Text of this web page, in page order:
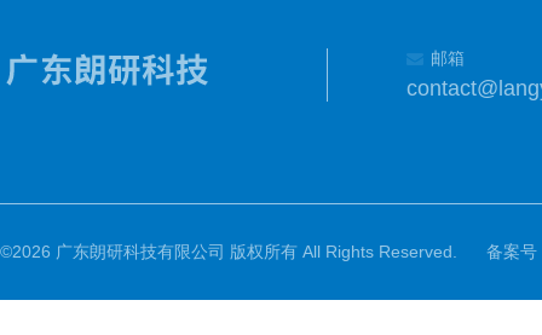
邮箱
©2026 广东朗研科技有限公司 版权所有 All Rights Reserved. 备案号